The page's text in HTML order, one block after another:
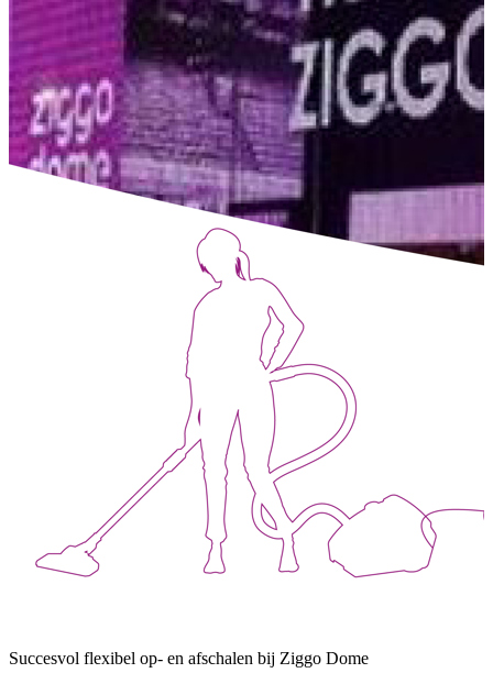
Succesvol flexibel op- en afschalen bij Ziggo Dome